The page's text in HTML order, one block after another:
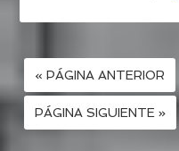
« PÁGINA ANTERIOR
PÁGINA SIGUIENTE »